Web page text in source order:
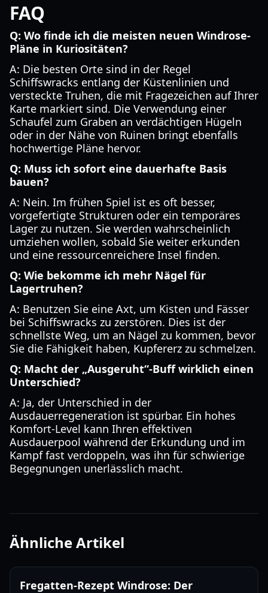
FAQ
Q: Wo finde ich die meisten neuen Windrose-
Pläne in Kuriositäten?
A: Die besten Orte sind in der Regel
Schiffswracks entlang der Küstenlinien und
versteckte Truhen, die mit Fragezeichen auf Ihrer
Karte markiert sind. Die Verwendung einer
Schaufel zum Graben an verdächtigen Hügeln
oder in der Nähe von Ruinen bringt ebenfalls
hochwertige Pläne hervor.
Q: Muss ich sofort eine dauerhafte Basis
bauen?
A: Nein. Im frühen Spiel ist es oft besser,
vorgefertigte Strukturen oder ein temporäres
Lager zu nutzen. Sie werden wahrscheinlich
umziehen wollen, sobald Sie weiter erkunden
und eine ressourcenreichere Insel finden.
Q: Wie bekomme ich mehr Nägel für
Lagertruhen?
A: Benutzen Sie eine Axt, um Kisten und Fässer
bei Schiffswracks zu zerstören. Dies ist der
schnellste Weg, um an Nägel zu kommen, bevor
Sie die Fähigkeit haben, Kupfererz zu schmelzen.
Q: Macht der „Ausgeruht“-Buff wirklich einen
Unterschied?
A: Ja, der Unterschied in der
Ausdauerregeneration ist spürbar. Ein hohes
Komfort-Level kann Ihren effektiven
Ausdauerpool während der Erkundung und im
Kampf fast verdoppeln, was ihn für schwierige
Begegnungen unerlässlich macht.
Ähnliche Artikel
Fregatten-Rezept Windrose: Der